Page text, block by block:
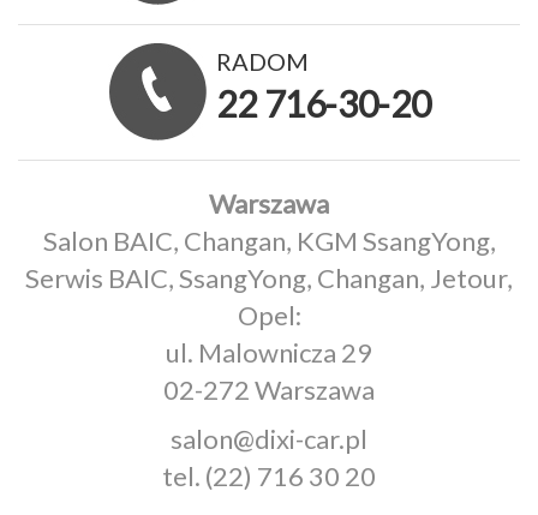
RADOM
22 716-30-20
Warszawa
Salon BAIC, Changan, KGM SsangYong,
Serwis BAIC, SsangYong, Changan, Jetour,
Opel:
ul. Malownicza 29
02-272 Warszawa
salon@dixi-car.pl
tel. (22) 716 30 20